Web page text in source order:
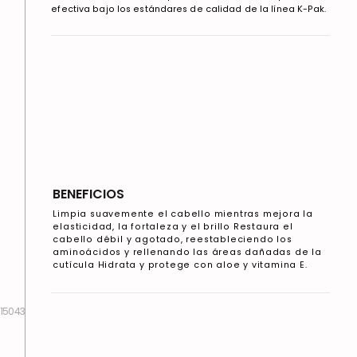
efectiva bajo los estándares de calidad de la línea K-Pak.
BENEFICIOS
Limpia suavemente el cabello mientras mejora la
elasticidad, la fortaleza y el brillo Restaura el
cabello débil y agotado, reestableciendo los
aminoácidos y rellenando las áreas dañadas de la
cutícula Hidrata y protege con aloe y vitamina E.